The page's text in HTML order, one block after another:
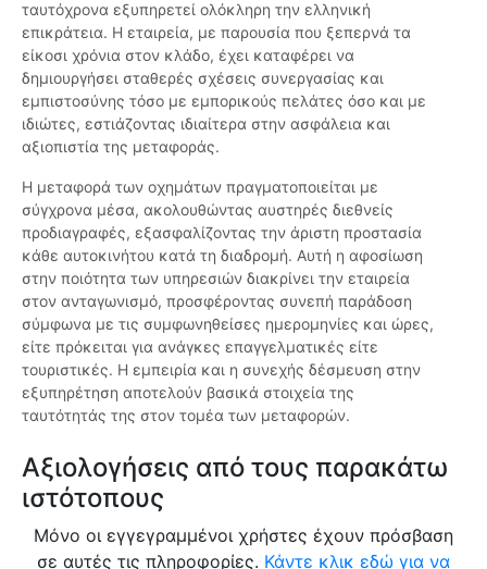
ταυτόχρονα εξυπηρετεί ολόκληρη την ελληνική
επικράτεια. Η εταιρεία, με παρουσία που ξεπερνά τα
είκοσι χρόνια στον κλάδο, έχει καταφέρει να
δημιουργήσει σταθερές σχέσεις συνεργασίας και
εμπιστοσύνης τόσο με εμπορικούς πελάτες όσο και με
ιδιώτες, εστιάζοντας ιδιαίτερα στην ασφάλεια και
αξιοπιστία της μεταφοράς.
Η μεταφορά των οχημάτων πραγματοποιείται με
σύγχρονα μέσα, ακολουθώντας αυστηρές διεθνείς
προδιαγραφές, εξασφαλίζοντας την άριστη προστασία
κάθε αυτοκινήτου κατά τη διαδρομή. Αυτή η αφοσίωση
στην ποιότητα των υπηρεσιών διακρίνει την εταιρεία
στον ανταγωνισμό, προσφέροντας συνεπή παράδοση
σύμφωνα με τις συμφωνηθείσες ημερομηνίες και ώρες,
είτε πρόκειται για ανάγκες επαγγελματικές είτε
τουριστικές. Η εμπειρία και η συνεχής δέσμευση στην
εξυπηρέτηση αποτελούν βασικά στοιχεία της
ταυτότητάς της στον τομέα των μεταφορών.
Αξιολογήσεις από τους παρακάτω
ιστότοπους
Μόνο οι εγγεγραμμένοι χρήστες έχουν πρόσβαση
σε αυτές τις πληροφορίες. Κάντε κλικ εδώ για να